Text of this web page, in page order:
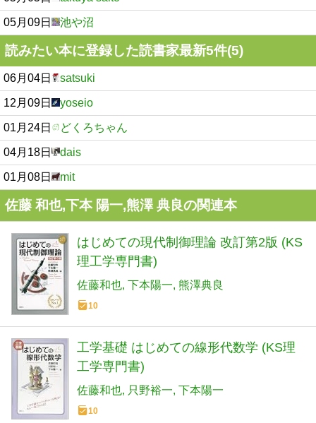
05月09日 池や沼
読みたい本に登録した読書家最新5件(5)
06月04日 satsuki
12月09日 yoseio
01月24日 どくろちゃん
04月18日 dais
01月08日 mit
佐藤 和也,下本 陽一,熊澤 典良の関連本
はじめての現代制御理論 改訂第2版 (KS
理工学専門書)
佐藤和也 下本陽一 熊澤典良
10
工学基礎 はじめての線形代数学 (KS理
工学専門書)
佐藤和也 只野裕一 下本陽一
10